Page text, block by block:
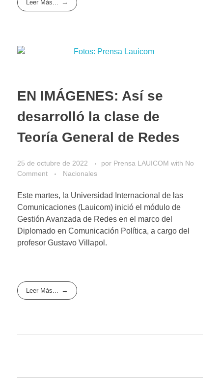
Leer Más...
EN IMÁGENES: Así se
desarrolló la clase de
Teoría General de Redes
25 de octubre de 2022 por Prensa LAUICOM with No
Comment
Nacionales
Este martes, la Universidad Internacional de las
Comunicaciones (Lauicom) inició el módulo de
Gestión Avanzada de Redes en el marco del
Diplomado en Comunicación Política, a cargo del
profesor Gustavo Villapol.
Leer Más...